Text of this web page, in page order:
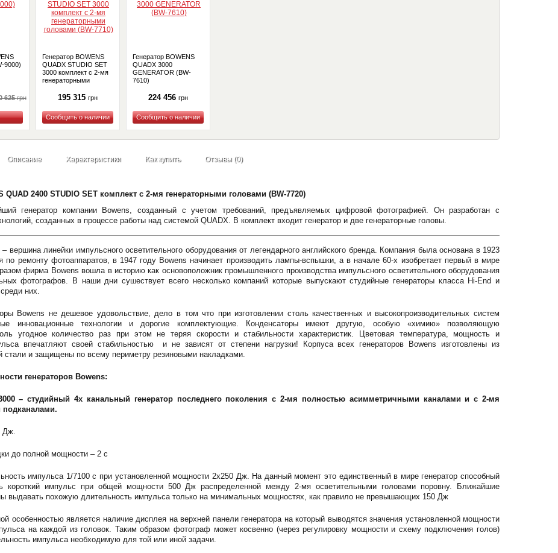
9000)
625грн
Генератор BOWENS
QUADX STUDIO SET
3000 комплект с 2-мя
генераторными
195 315 грн
Купить
Генератор BOWENS
QUADX 3000
GENERATOR (BW-
7610)
224 456 грн
Купить
Описание Характеристики Как купить Отзывы (0)
QUAD 2400 STUDIO SET комплект с 2-мя генераторными головами (BW-7720)
генератор компании Bowens, созданный с учетом требований, предъявляемых цифровой фотографией. Он разработан с
созданных в процессе работы над системой QUADX. В комплект входит генератор и две генераторные головы.
вершина линейки импульсного осветительного оборудования от легендарного английского бренда. Компания была основана в 1923
по ремонту фотоаппаратов, в 1947 году Bowens начинает производить лампы-вспышки, а в начале 60-х изобретает первый в мире
фирма Bowens вошла в историю как основоположник промышленного производства импульсного осветительного оборудования
фотографов. В наши дни сушествует всего несколько компаний которые выпускают студийные генераторы класса Hi-End и
них.
Bowens не дешевое удовольствие, дело в том что при изготовлении столь качественных и высокопроизводительных систем
инновационные технологии и дорогие комплектующие. Конденсаторы имеют другую, особую «химию» позволяющую
угодное количество раз при этом не теряя скорости и стабильности характеристик. Цветовая температура, мощность и
впечатляют своей стабильностью и не зависят от степени нагрузки! Корпуса всех генераторов Bowens изготовлены из
стали и защищены по всему периметру резиновыми накладками.
генераторов Bowens:
3000 – студийный 4х канальный генератор последнего поколения с 2-мя полностью асимметричными каналами и с 2-мя
Дж.
до полной мощности – 2 с
импульса 1/7100 с при установленной мощности 2х250 Дж. На данный момент это единственный в мире генератор способный
короткий импульс при общей мощности 500 Дж распределенной между 2-мя осветительными головами поровну. Ближайшие
выдавать похожую длительность импульса только на минимальных мощностях, как правило не превышающих 150 Дж
особенностью является наличие дисплея на верхней панели генератора на который выводятся значения установленной мощности
на каждой из головок. Таким образом фотограф может косвенно (через регулировку мощности и схему подключения голов)
импульса необходимую для той или иной задачи.